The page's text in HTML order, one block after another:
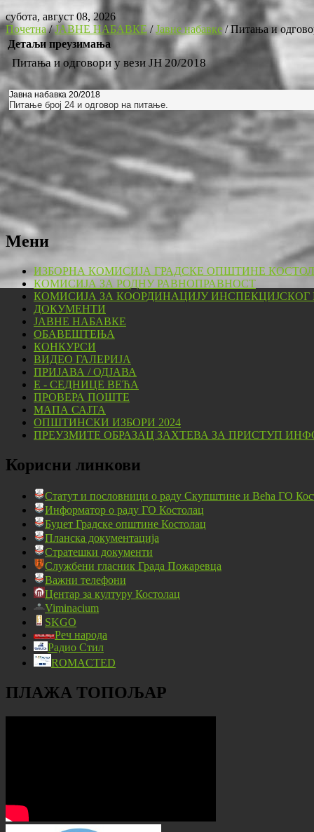
субота, август 08, 2026
Почетна/ЈАВНЕ НАБАВКЕ/Јавне набавке/Питања и
Детаљи преузимања
Питања и одговори у вези ЈН 20/2018
Jавна набавка 20/2018
Питање број 24 и одговор на питање.
Мени
ИЗБОРНА КОМИСИЈА ГРАДСКЕ ОПШТИНЕ
КОМИСИЈА ЗА РОДНУ РАВНОПРАВНОСТ
КОМИСИЈА ЗА КООРДИНАЦИЈУ ИНСПЕКЦИЈСКОГ
ДОКУМЕНТИ
ЈАВНЕ НАБАВКЕ
ОБАВЕШТЕЊА
КОНКУРСИ
ВИДЕО ГАЛЕРИЈА
ПРИЈАВА / ОДЈАВА
Е - СЕДНИЦЕ ВЕЋА
ПРОВЕРА ПОШТЕ
МАПА САЈТА
ОПШТИНСКИ ИЗБОРИ 2024
ПРЕУЗМИТЕ ОБРАЗАЦ ЗАХТЕВА ЗА ПРИСТУП
Корисни линкови
Статут и пословници о раду Скупштине и Већа ГО
Информатор о раду ГО Костолац
Буџет Градске општине Костолац
Планска документација
Стратешки документи
Службени гласник Града Пожаревца
Важни телефони
Центар за културу Костолац
Viminacium
SKGO
Реч народа
Радио Стил
ROMACTED
ПЛАЖА ТОПОЉАР